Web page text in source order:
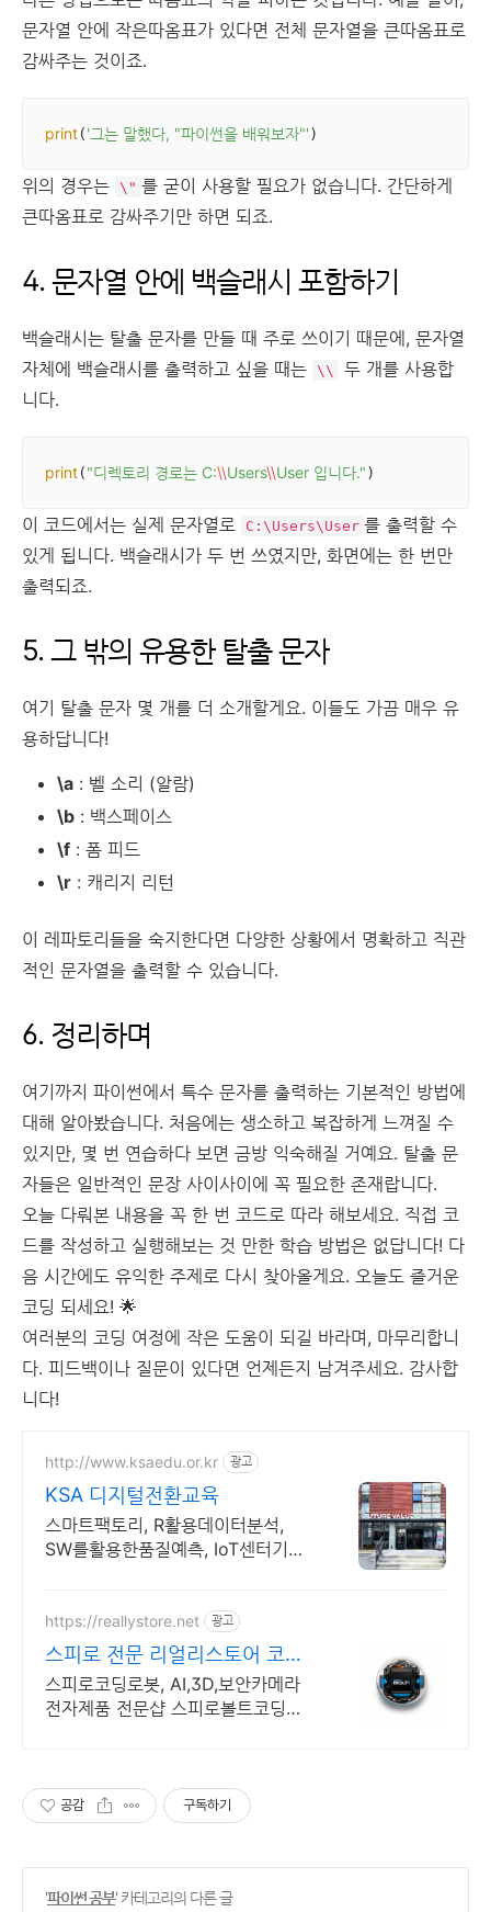
문자열 안에 작은따옴표가 있다면 전체 문자열을 큰따옴표로
감싸주는 것이죠.
print('그는 말했다, "파이썬을 배워보자"')
위의 경우는 \" 를 굳이 사용할 필요가 없습니다. 간단하게
큰따옴표로 감싸주기만 하면 되죠.
4. 문자열 안에 백슬래시 포함하기
백슬래시는 탈출 문자를 만들 때 주로 쓰이기 때문에, 문자열
자체에 백슬래시를 출력하고 싶을 때는 \\
두 개를 사용합
니다.
print("디렉토리 경로는 C:\\Users\\User 입니다.")
이 코드에서는 실제 문자열로 C:\Users\User 를 출력할 수
있게 됩니다. 백슬래시가 두 번 쓰였지만, 화면에는 한 번만
출력되죠.
5. 그 밖의 유용한 탈출 문자
여기 탈출 문자 몇 개를 더 소개할게요. 이들도 가끔 매우 유
용하답니다!
\a : 벨 소리 (알람)
\b : 백스페이스
\f : 폼 피드
\r : 캐리지 리턴
이 레파토리들을 숙지한다면 다양한 상황에서 명확하고 직관
적인 문자열을 출력할 수 있습니다.
6. 정리하며
여기까지 파이썬에서 특수 문자를 출력하는 기본적인 방법에
대해 알아봤습니다. 처음에는 생소하고 복잡하게 느껴질 수
있지만, 몇 번 연습하다 보면 금방 익숙해질 거예요. 탈출 문
자들은 일반적인 문장 사이사이에 꼭 필요한 존재랍니다.
오늘 다뤄본 내용을 꼭 한 번 코드로 따라 해보세요. 직접 코
드를 작성하고 실행해보는 것 만한 학습 방법은 없답니다! 다
음 시간에도 유익한 주제로 다시 찾아올게요. 오늘도 즐거운
코딩 되세요! 🌟
여러분의 코딩 여정에 작은 도움이 되길 바라며, 마무리합니
다. 피드백이나 질문이 있다면 언제든지 남겨주세요. 감사합
니다!
http://www.ksaedu.or.kr 광고
KSA 디지털전환교육
스마트팩토리, R활용데이터분석,
SW를활용한품질예측, IoT센터기술,
https://reallystore.net 광고
스피로 전문 리얼리스토어 코딩
교육을 쉽고 재밌게
스피로코딩로봇, AI,3D,보안카메라
전자제품 전문샵 스피로볼트코딩로
공감 구독하기
'파이썬 공부' 카테고리의 다른 글